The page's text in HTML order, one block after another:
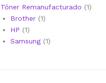
productos
Tóner Remanufacturado 11
Brother 11
HP 11
producto
Samsung 11